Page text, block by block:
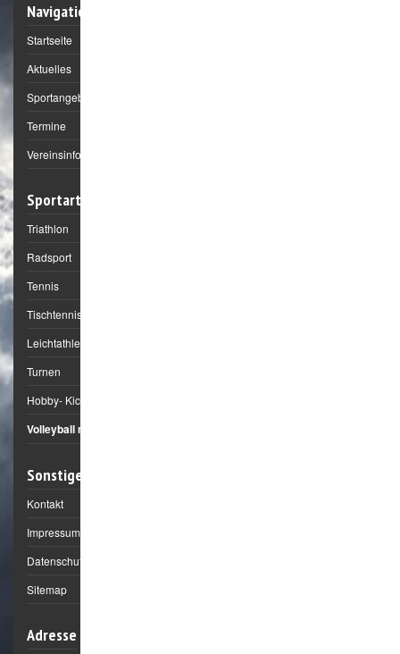
Navigation
Startseite
Aktuelles
Sportangebote
Termine
Vereinsinformation
Sportarten
Triathlon
Radsport
Tennis
Tischtennis
Leichtathletik
Turnen
Hobby- Kick
Volleyball mixed
Sonstiges
Kontakt
Impressum
Datenschutz
Sitemap
Adresse